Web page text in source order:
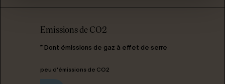
Emissions de CO2
* Dont émissions de gaz à effet de serre
peu d'émissions de CO2